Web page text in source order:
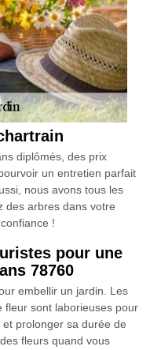
diplômés, des prix
un entretien parfait
nous avons tous les
des arbres dans votre
!
pour une
78760
embellir un jardin. Les
fleur sont laborieuses pour
prolonger sa durée de
fleurs quand vous